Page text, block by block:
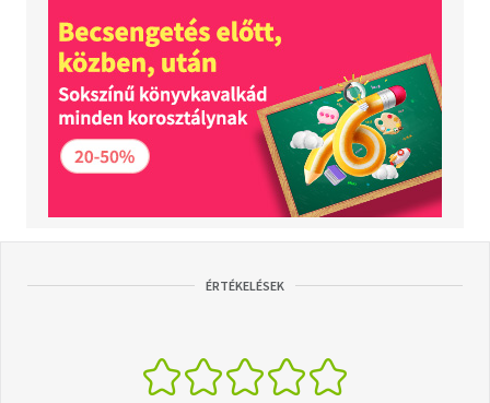
ÉRTÉKELÉSEK